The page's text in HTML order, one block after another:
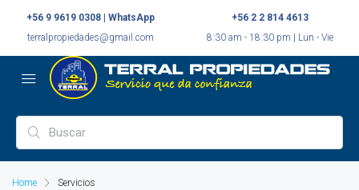
+56 9 9619 0308 | WhatsApp
terralpropiedades@gmail.com
+56 2 2 814 4613
8:30 am - 18:30 pm | Lun - Vie
Home Servicios